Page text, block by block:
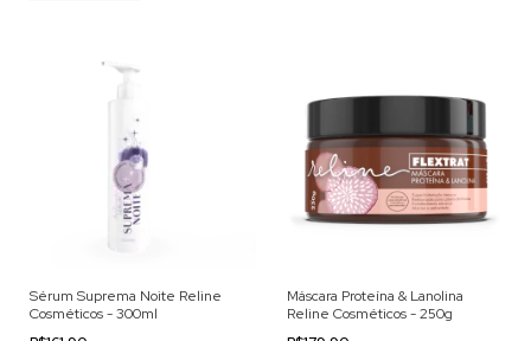
Sérum Suprema Noite Reline
Cosméticos - 300ml
Máscara Proteína & Lanolina
Reline Cosméticos - 250g